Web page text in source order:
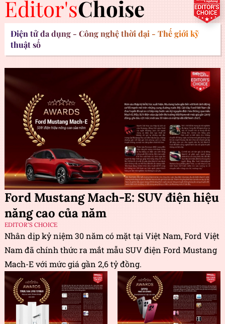
Editor'sChoise
Điện tử đa dụng - Công nghệ thời đại - Thế giới kỹ
thuật số
Ford Mustang Mach-E: SUV điện hiệu
năng cao của năm
EDITOR'S CHOICE
Nhân dịp kỷ niệm 30 năm có mặt tại Việt Nam, Ford Việt
Nam đã chính thức ra mắt mẫu SUV điện Ford Mustang
Mach-E với mức giá gần 2,6 tỷ đồng.